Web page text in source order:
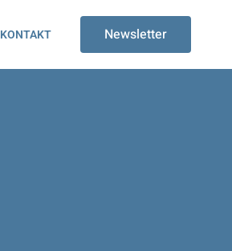
KONTAKT Newsletter